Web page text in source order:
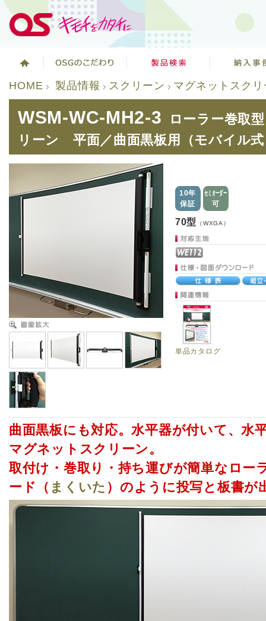
HOME 製品情報 スクリーン マグネットスク
WSM-WC-MH2-3
ローラー巻取
リーン 平面／曲面黒板用（モバイル
10年
保証
セミオーダー
可
70型 （WXGA）
単品カタログ
曲面黒板にも対応。水平器が付いて、水
マグネットスクリーン。
取付け・巻取り・持ち運びが簡単なロー
ード（ まくいた ）のように投写と板書が